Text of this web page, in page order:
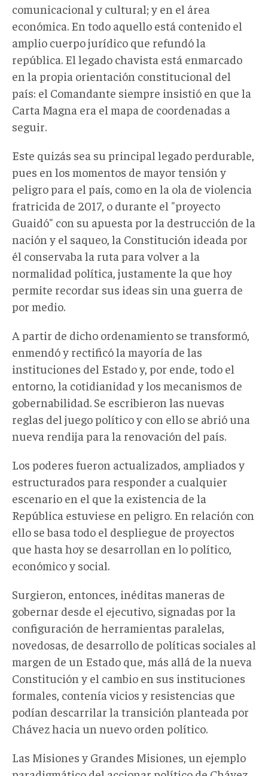
comunicacional y cultural; y en el área
económica. En todo aquello está contenido el
amplio cuerpo jurídico que refundó la
república. El legado chavista está enmarcado
en la propia orientación constitucional del
país: el Comandante siempre insistió en que la
Carta Magna era el mapa de coordenadas a
seguir.
Este quizás sea su principal legado perdurable,
pues en los momentos de mayor tensión y
peligro para el país, como en la ola de violencia
fratricida de 2017, o durante el "proyecto
Guaidó" con su apuesta por la destrucción de la
nación y el saqueo, la Constitución ideada por
él conservaba la ruta para volver a la
normalidad política, justamente la que hoy
permite recordar sus ideas sin una guerra de
por medio.
A partir de dicho ordenamiento se transformó,
enmendó y rectificó la mayoría de las
instituciones del Estado y, por ende, todo el
entorno, la cotidianidad y los mecanismos de
gobernabilidad. Se escribieron las nuevas
reglas del juego político y con ello se abrió una
nueva rendija para la renovación del país.
Los poderes fueron actualizados, ampliados y
estructurados para responder a cualquier
escenario en el que la existencia de la
República estuviese en peligro. En relación con
ello se basa todo el despliegue de proyectos
que hasta hoy se desarrollan en lo político,
económico y social.
Surgieron, entonces, inéditas maneras de
gobernar desde el ejecutivo, signadas por la
configuración de herramientas paralelas,
novedosas, de desarrollo de políticas sociales al
margen de un Estado que, más allá de la nueva
Constitución y el cambio en sus instituciones
formales, contenía vicios y resistencias que
podían descarrilar la transición planteada por
Chávez hacia un nuevo orden político.
Las Misiones y Grandes Misiones, un ejemplo